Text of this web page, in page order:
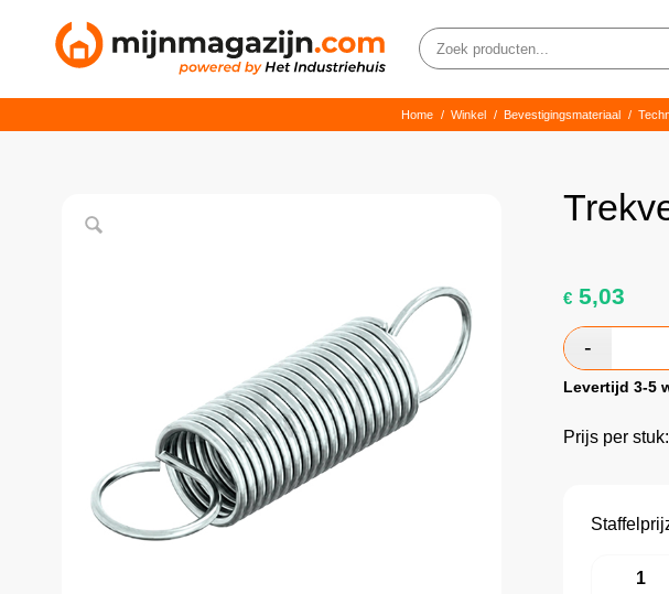
Home / Winkel / Bevestigingsmateriaal /
€5,03
Levertijd 3-5
Prijs per stuk:
1